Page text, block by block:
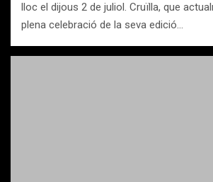
lloc el dijous 2 de juliol. Cruïlla, que
plena celebració de la seva edició…